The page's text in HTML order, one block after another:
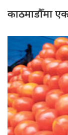
काठमाडौँमा